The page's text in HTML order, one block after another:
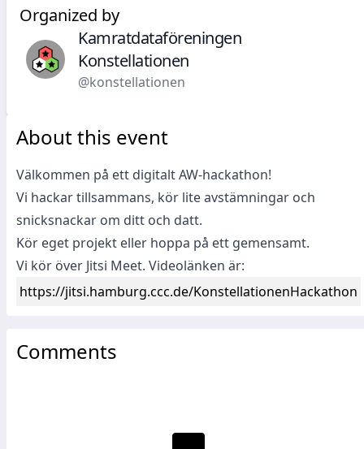
Organized by
Kamratdataföreningen
Konstellationen
@konstellationen
About this event
Välkommen på ett digitalt AW-hackathon!
Vi hackar tillsammans, kör lite avstämningar och
snicksnackar om ditt och datt.
Kör eget projekt eller hoppa på ett gemensamt.
Vi kör över Jitsi Meet. Videolänken är:
https://jitsi.hamburg.ccc.de/KonstellationenHackathon
Comments